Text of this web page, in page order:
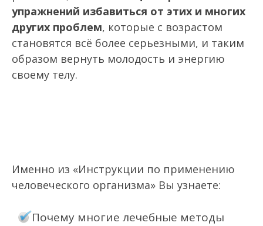
упражнений избавиться от этих и многих
других проблем, которые с возрастом
становятся всё более серьезными, и таким
образом вернуть молодость и энергию
своему телу.
Именно из «Инструкции по применению
человеческого организма» Вы узнаете:
Почему многие лечебные методы